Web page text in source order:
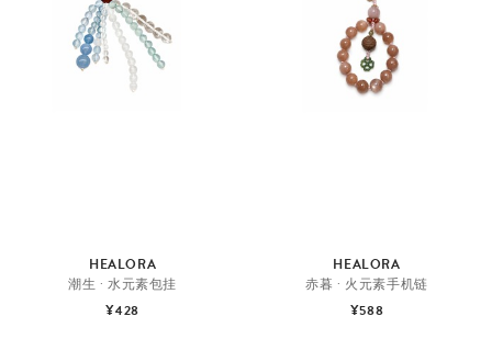
HEALORA
潮生 · 水元素包挂
¥428
HEALORA
赤暮 · 火元素手机链
¥588